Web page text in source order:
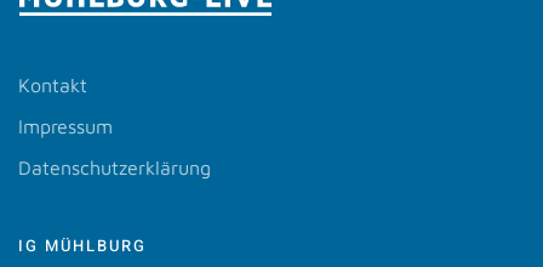
Kontakt
Impressum
Datenschutzerklärung
IG MÜHLBURG